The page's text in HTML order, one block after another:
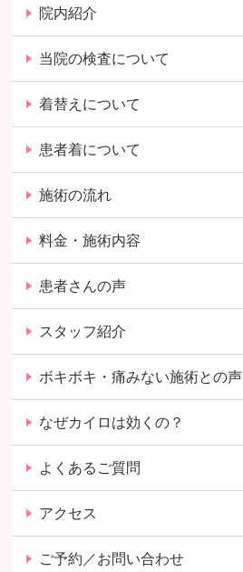
院内紹介
当院の検査について
着替えについて
患者着について
施術の流れ
料金・施術内容
患者さんの声
スタッフ紹介
ボキボキ・痛みない施術との声
なぜカイロは効くの？
よくあるご質問
アクセス
ご予約／お問い合わせ